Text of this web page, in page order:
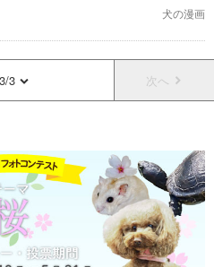
犬の漫画
3/3 次へ